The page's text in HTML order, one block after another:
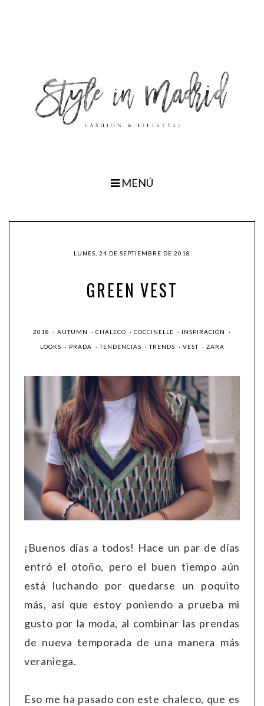
MENÚ
LUNES, 24 DE SEPTIEMBRE DE 2018
GREEN VEST
2018 · AUTUMN · CHALECO · COCCINELLE · INSPIRACIÓN ·
LOOKS · PRADA ·TENDENCIAS ·TRENDS · VEST · ZARA
¡Buenos días a todos! Hace un par de días
entró el otoño, pero el buen tiempo aún
está luchando por quedarse un poquito
más, así que estoy poniendo a prueba mi
gusto por la moda, al combinar las prendas
de nueva temporada de una manera más
veraniega.
Eso me ha pasado con este chaleco, que es